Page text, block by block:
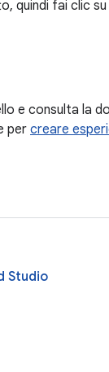
quindi fai clic su
e consulta la
percreare
Studio